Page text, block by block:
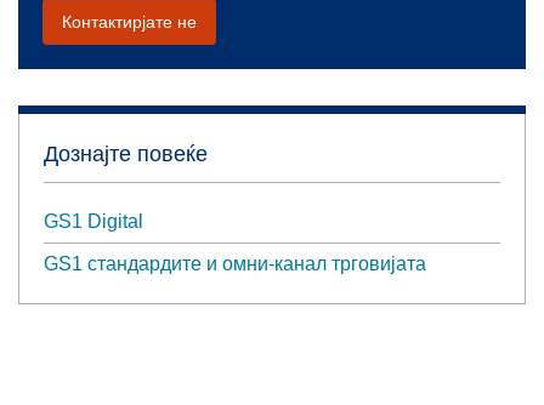
Контактирјате не
Дознајте повеќе
GS1 Digital
GS1 стандардите и омни-канал трговијата